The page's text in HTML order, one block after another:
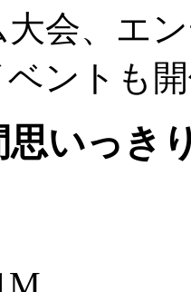
大会、エ
ントも
思いっき